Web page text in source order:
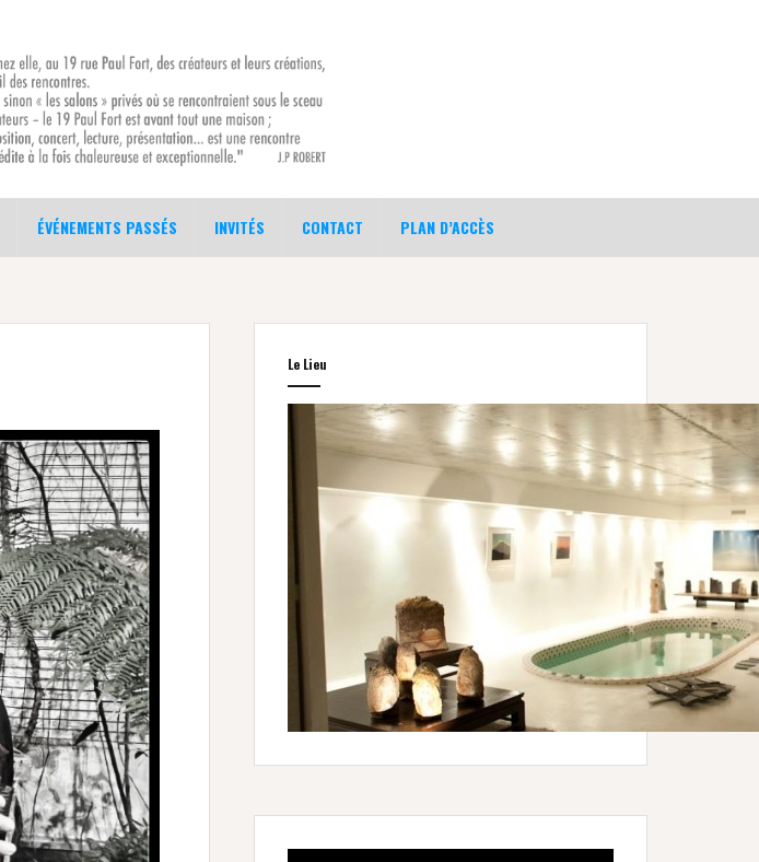
ÉVÉNEMENTS PASSÉS INVITÉS CONTACT PLAN D’ACCÈS
Le Lieu